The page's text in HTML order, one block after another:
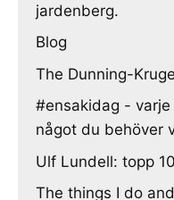
jardenberg.
Blog
The Dunning-
#ensakidag -
något du behöver
Ulf Lundell: topp
The things I do